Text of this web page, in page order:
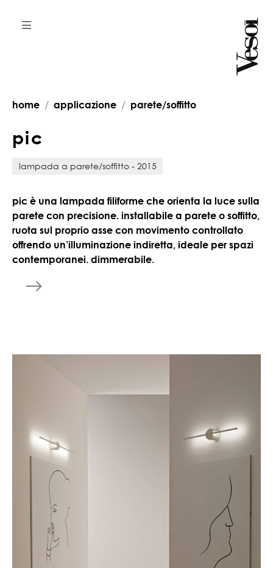
home applicazione parete/soffitto
pic
lampada a parete/soffitto - 2015
pic è una lampada filiforme che orienta la luce sulla
parete con precisione. installabile a parete o soffitto,
ruota sul proprio asse con movimento controllato
offrendo un’illuminazione indiretta, ideale per spazi
contemporanei. dimmerabile.